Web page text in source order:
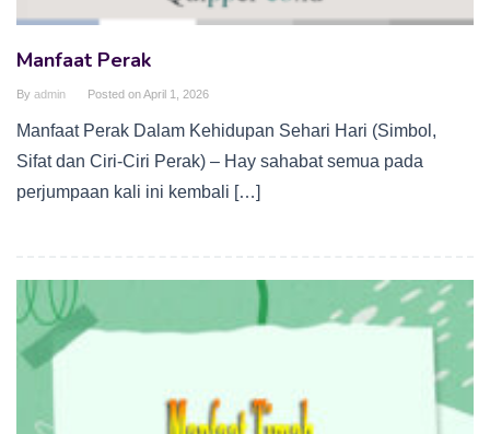
Manfaat Perak
By admin Posted onApril 1, 2026
Manfaat Perak Dalam Kehidupan Sehari Hari (Simbol,
Sifat dan Ciri-Ciri Perak) – Hay sahabat semua pada
perjumpaan kali ini kembali […]